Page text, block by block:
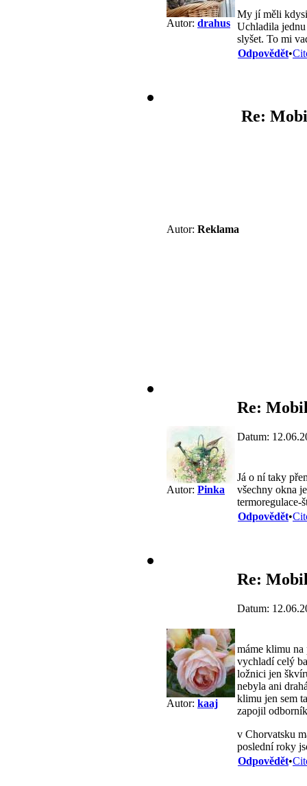
Autor: drahus
My jí měli
Uchladila
slyšet. To mi
Odpovědět•
Autor: Reklama
Re:
Autor: Pinka
Re:
Datum:
Já o ní taky
všechny okna
termoregulace-
Odpovědět•
Autor: kaaj
Re:
Datum:
máme klimu na
vychladí celý
ložnici jen
nebyla ani
klimu jen sem
zapojil
v Chorvatsku
poslední roky
Odpovědět•